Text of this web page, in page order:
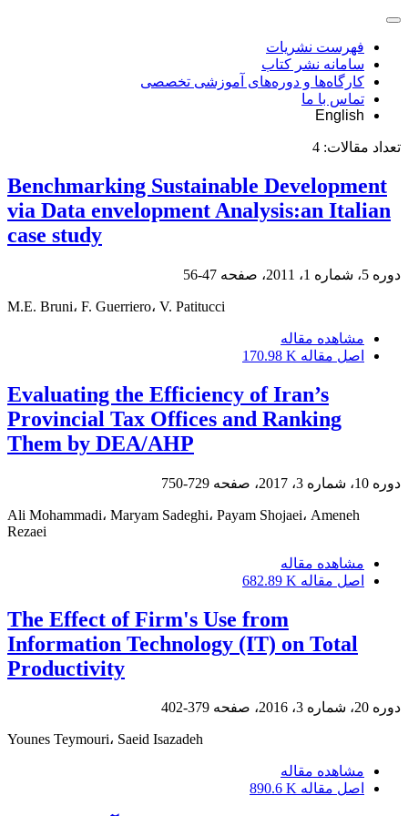
فهرست نشریات
سامانه نشر کتاب
کارگاه‌ها و دوره‌های آموزشی تخصصی
تماس با ما
English
تعداد مقالات: 4
Benchmarking Sustainable Development
via Data envelopment Analysis:an Italian
case study
دوره 5، شماره 1، 2011، صفحه 47-56
M.E. Bruni، F. Guerriero، V. Patitucci
مشاهده مقاله
اصل مقاله 170.98 K
Evaluating the Efficiency of Iran’s
Provincial Tax Offices and Ranking
Them by DEA/AHP
دوره 10، شماره 3، 2017، صفحه 729-750
Ali Mohammadi، Maryam Sadeghi، Payam Shojaei، Ameneh
Rezaei
مشاهده مقاله
اصل مقاله 682.89 K
The Effect of Firm's Use from
Information Technology (IT) on Total
Productivity
دوره 20، شماره 3، 2016، صفحه 379-402
Younes Teymouri، Saeid Isazadeh
مشاهده مقاله
اصل مقاله 890.6 K